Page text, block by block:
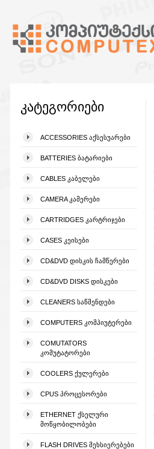
კატეგორიები
ACCESSORIES ᲐᲥᲡᲔᲡᲣᲐᲠᲔᲑᲘ
BATTERIES ᲑᲐᲢᲐᲠᲘᲔᲑᲘ
CABLES ᲙᲐᲑᲔᲚᲔᲑᲘ
CAMERA ᲙᲐᲛᲔᲠᲔᲑᲘ
CARTRIDGES ᲙᲐᲠᲢᲠᲘᲯᲔᲑᲘ
CASES ᲙᲔᲘᲡᲔᲑᲘ
CD&DVD ᲓᲘᲡᲙᲘᲡ ᲩᲐᲛᲬᲔᲠᲔᲑᲘ
CD&DVD DISKS ᲓᲘᲡᲙᲔᲑᲘ
CLEANERS ᲡᲐᲬᲛᲔᲜᲓᲔᲑᲘ
COMPUTERS ᲙᲝᲛᲞᲘᲣᲢᲔᲠᲔᲑᲘ
COMUTATORS
ᲙᲝᲛᲣᲢᲐᲢᲝᲠᲔᲑᲘ
COOLERS ᲥᲣᲚᲔᲠᲔᲑᲘ
CPUS ᲞᲠᲝᲪᲔᲡᲝᲠᲔᲑᲘ
ETHERNET ᲥᲡᲔᲚᲣᲠᲘ
ᲛᲝᲬᲧᲝᲑᲘᲚᲝᲑᲔᲑᲘ
FLASH DRIVES ᲛᲔᲮᲡᲘᲔᲠᲔᲑᲔᲑᲘ